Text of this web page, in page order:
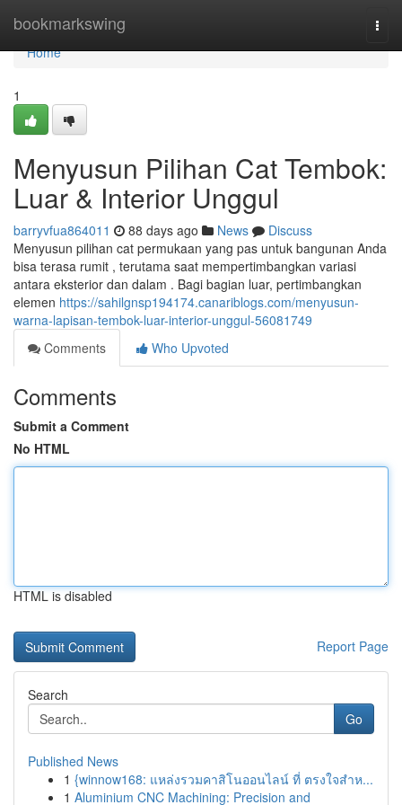
bookmarkswing
Home
Home
1
Menyusun Pilihan Cat Tembok:
Luar & Interior Unggul
barryvfua864011 88 days ago News
Discuss
Menyusun pilihan cat permukaan yang pas untuk bangunan Anda
bisa terasa rumit , terutama saat mempertimbangkan variasi
antara eksterior dan dalam . Bagi bagian luar, pertimbangkan
elemen https://sahilgnsp194174.canariblogs.com/menyusun-
warna-lapisan-tembok-luar-interior-unggul-56081749
Comments
Who Upvoted
Comments
Submit a Comment
No HTML
HTML is disabled
Report Page
Search
Go
Published News
1 {winnow168: แหล่งรวมคาสิโนออนไลน์ ที่ ตรงใจสำห...
1 Aluminium CNC Machining: Precision and